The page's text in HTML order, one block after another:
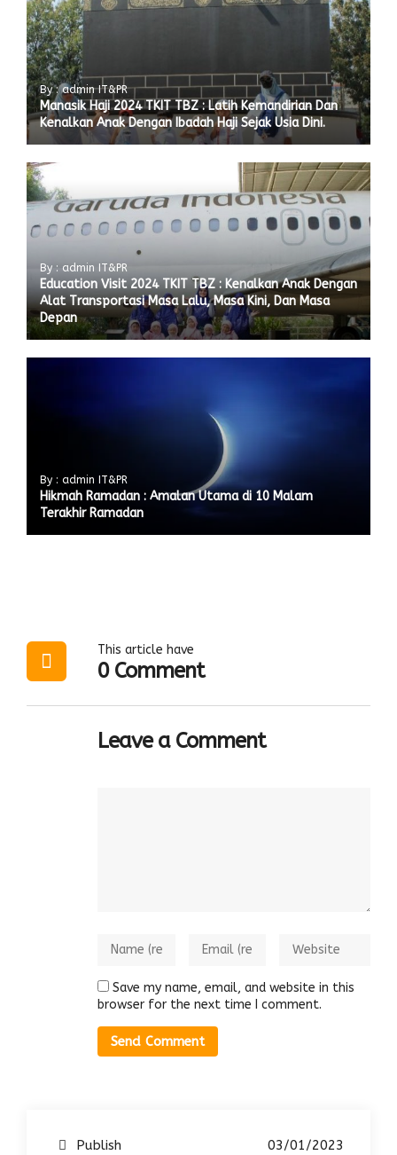
By : admin IT&PR
Manasik Haji 2024 TKIT TBZ : Latih Kemandirian Dan
Kenalkan Anak Dengan Ibadah Haji Sejak Usia Dini.
By : admin IT&PR
Education Visit 2024 TKIT TBZ : Kenalkan Anak Dengan
Alat Transportasi Masa Lalu, Masa Kini, Dan Masa
Depan
By : admin IT&PR
Hikmah Ramadan : Amalan Utama di 10 Malam
Terakhir Ramadan
This article have
0 Comment
Leave a Comment
Save my name, email, and website in this
browser for the next time I comment.
Publish 03/01/2023